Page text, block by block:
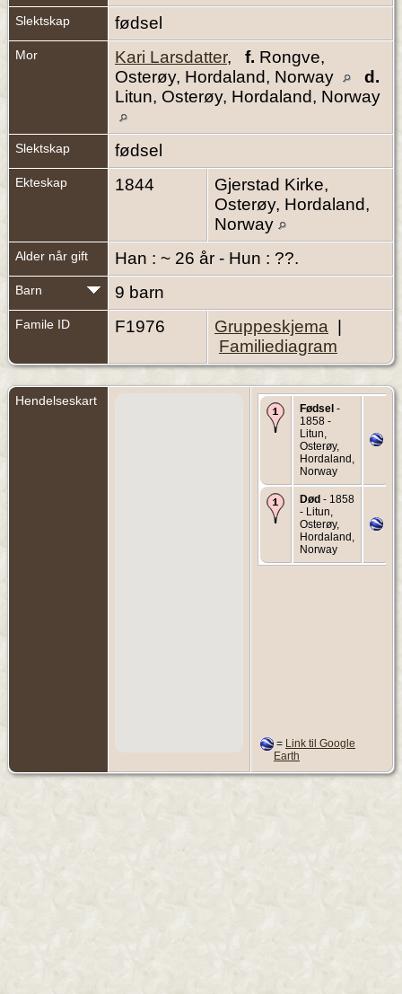
Slektskap fødsel
Mor Kari Larsdatter, f. Rongve,
Osterøy, Hordaland, Norway
d.
Litun, Osterøy, Hordaland, Norway
Slektskap fødsel
Ekteskap 1844
Gjerstad Kirke,
Osterøy, Hordaland,
Norway
Alder når gift Han : ~ 26 år - Hun : ??.
Barn 9 barn
Famile ID F1976 Gruppeskjema
Familiediagram
Hendelseskart
Fødsel -
1858 -
Litun,
Osterøy,
Hordaland,
Norway
Død - 1858
- Litun,
Osterøy,
Hordaland,
Norway
= Link til Google
Earth